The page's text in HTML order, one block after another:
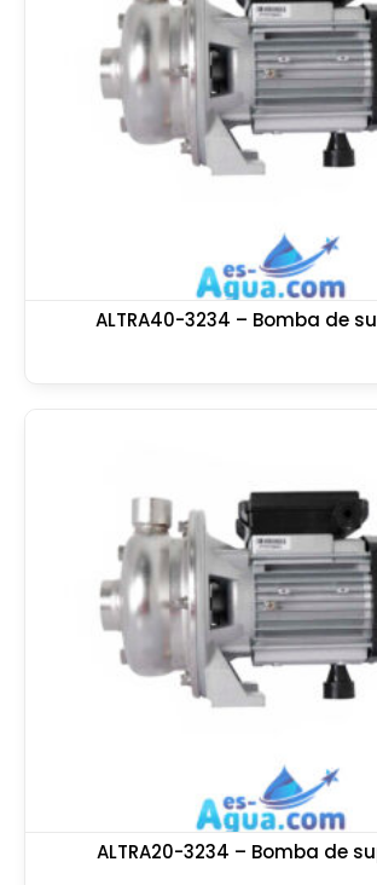
ALTRA40-3234 – Bomba de
ALTRA20-3234 – Bomba de